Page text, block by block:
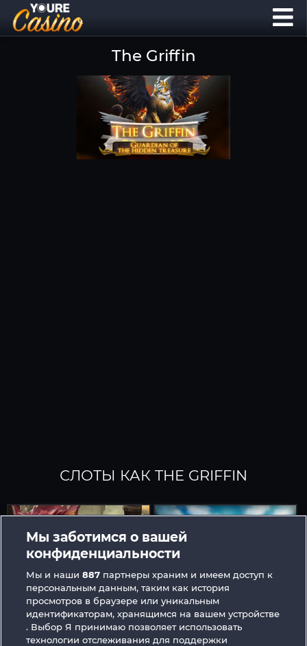
The Griffin
СЛОТЫ КАК THE GRIFFIN
Dragonheart The Nibelung Legends
Мы заботимся о вашей
конфиденциальности
Мы и наши887 партнеры храним и имеем доступ к
персональным данным, таким как история
просмотров в браузере или уникальным
идентификаторам, хранящимся на вашем устройстве
. Выбор Я принимаю позволяет использовать
технологии отслеживания для поддержки